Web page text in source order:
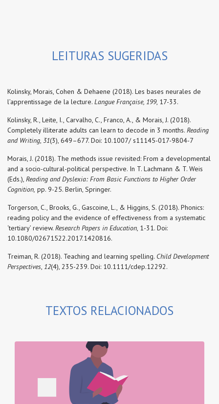
LEITURAS SUGERIDAS
Kolinsky, Morais, Cohen & Dehaene (2018). Les bases neurales de
l’apprentissage de la lecture. Langue Française, 199, 17-33.
Kolinsky, R., Leite, I., Carvalho, C., Franco, A., & Morais, J. (2018).
Completely illiterate adults can learn to decode in 3 months. Reading
and Writing, 31(3), 649–677. Doi: 10.1007/ s11145-017-9804-7
Morais, J. (2018). The methods issue revisited: From a developmental
and a socio-cultural-political perspective. In T. Lachmann & T. Weis
(Eds.), Reading and Dyslexia: From Basic Functions to Higher Order
Cognition, pp. 9-25. Berlin, Springer.
Torgerson, C., Brooks, G., Gascoine, L., & Higgins, S. (2018). Phonics:
reading policy and the evidence of effectiveness from a systematic
‘tertiary’ review. Research Papers in Education, 1-31. Doi:
10.1080/02671522.2017.1420816.
Treiman, R. (2018). Teaching and learning spelling. Child Development
Perspectives, 12(4), 235-239. Doi: 10.1111/cdep.12292.
TEXTOS RELACIONADOS